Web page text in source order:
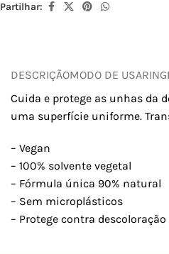
Partilhar:
DESCRIÇÃOMODO DE USAR
Cuida e protege as unhas da
uma superfície uniforme.
– Vegan
– 100% solvente vegetal
– Fórmula única 90% natural
– Sem microplásticos
– Protege contra descoloração